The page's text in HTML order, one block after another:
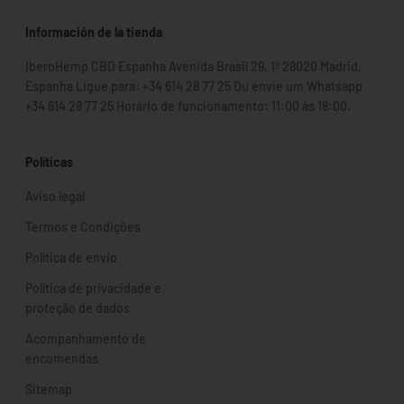
Información de la tienda
IberoHemp CBD Espanha Avenida Brasil 29, 1º 28020 Madrid,
Espanha Ligue para: +34 614 28 77 25 Ou envie um Whatsapp
+34 614 28 77 25 Horário de funcionamento: 11:00 às 18:00.
Políticas
Aviso legal
Termos e Condições
Política de envio
Política de privacidade e
proteção de dados
Acompanhamento de
encomendas
Sitemap